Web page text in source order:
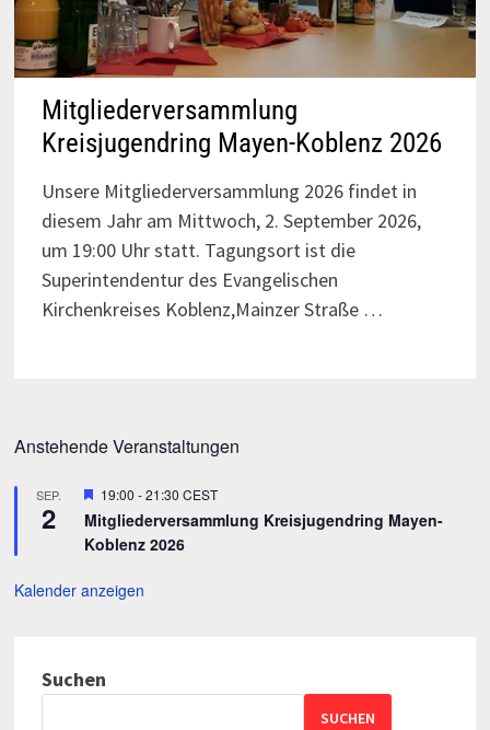
Mitgliederversammlung
Kreisjugendring Mayen-Koblenz 2026
Unsere Mitgliederversammlung 2026 findet in
diesem Jahr am Mittwoch, 2. September 2026,
um 19:00 Uhr statt. Tagungsort ist die
Superintendentur des Evangelischen
Kirchenkreises Koblenz,Mainzer Straße …
Anstehende Veranstaltungen
SEP.
2
Hervorgehoben
19:00 -21:30 CEST
Mitgliederversammlung Kreisjugendring Mayen-
Koblenz 2026
Kalender anzeigen
Suchen
SUCHEN